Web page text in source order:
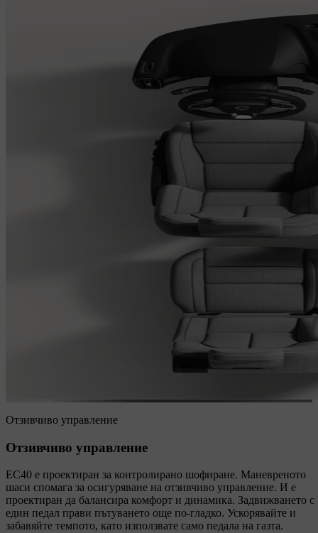
Отзивчиво управление
Отзивчиво управление
EC40 е проектиран за контролирано шофиране. Маневреното
шаси спомага за осигуряване на отзивчиво управление. И е
проектиран да балансира комфорт и динамика. Задвижването с
един педал прави пътуването още по-гладко. Ускорявайте и
забавяйте темпото, като използвате само педала на газта.